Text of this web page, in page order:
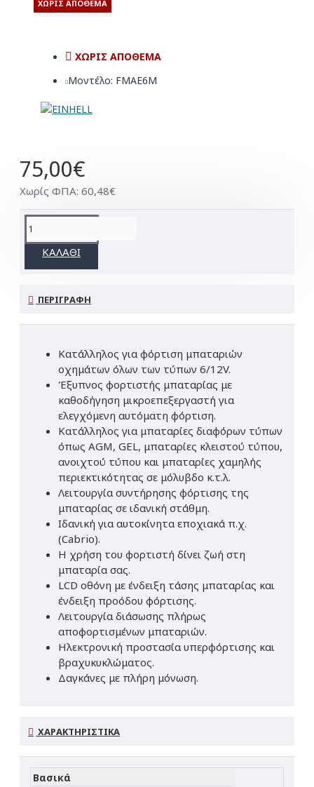
ΧΩΡΊΣ ΑΠΌΘΕΜΑ
ΧΩΡΊΣ ΑΠΌΘΕΜΑ
Μοντέλο: FMAE6M
75,00€
Χωρίς ΦΠΑ: 60,48€
ΚΑΛΆΘΙ
ΠΕΡΙΓΡΑΦΉ
Κατάλληλος για φόρτιση μπαταριών
οχημάτων όλων των τύπων 6/12V.
Έξυπνος φορτιστής μπαταρίας με
καθοδήγηση μικροεπεξεργαστή για
ελεγχόμενη αυτόματη φόρτιση.
Κατάλληλος για μπαταρίες διαφόρων τύπων
όπως AGM, GEL, μπαταρίες κλειστού τύπου,
ανοιχτού τύπου και μπαταρίες χαμηλής
περιεκτικότητας σε μόλυβδο κ.τ.λ.
Λειτουργία συντήρησης φόρτισης της
μπαταρίας σε ιδανική στάθμη.
Ιδανική για αυτοκίνητα εποχιακά π.χ.
(Cabrio).
Η χρήση του φορτιστή δίνει ζωή στη
μπαταρία σας.
LCD οθόνη με ένδειξη τάσης μπαταρίας και
ένδειξη προόδου φόρτισης.
Λειτουργία διάσωσης πλήρως
αποφορτισμένων μπαταριών.
Ηλεκτρονική προστασία υπερφόρτισης και
βραχυκυκλώματος.
Δαγκάνες με πλήρη μόνωση.
ΧΑΡΑΚΤΗΡΙΣΤΙΚΆ
Βασικά